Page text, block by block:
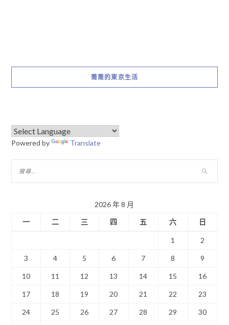
喬喬的東京生活
Powered by Translate
2026 年 8 月
一
二 三 四 五 六 日
1 2
3 4 5 6 7 8 9
10 11 12 13 14 15 16
17 18 19 20 21 22 23
24 25 26 27 28 29 30